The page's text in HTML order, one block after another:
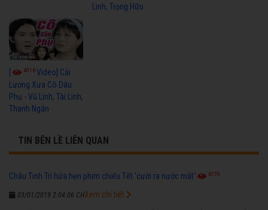
Linh, Trọng Hữu
[ 4016Video] Cải
Lương Xưa Cô Dâu
Phụ - Vũ Linh, Tài Linh,
Thanh Ngân
TIN BÊN LỀ LIÊN QUAN
Châu Tinh Trì hứa hẹn phim chiếu Tết 'cười ra nước mắt' 6770
03/01/2019 2:04:06 CHXem chi tiết